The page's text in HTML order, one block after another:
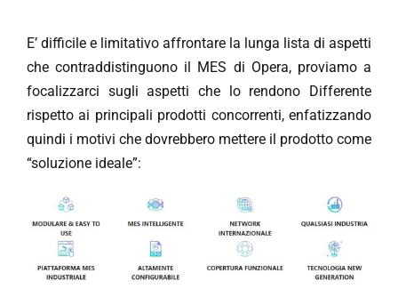
E’ difficile e limitativo affrontare la lunga lista di aspetti
che contraddistinguono il MES di Opera, proviamo a
focalizzarci sugli aspetti che lo rendono Differente
rispetto ai principali prodotti concorrenti, enfatizzando
quindi i motivi che dovrebbero mettere il prodotto come
“soluzione ideale”: